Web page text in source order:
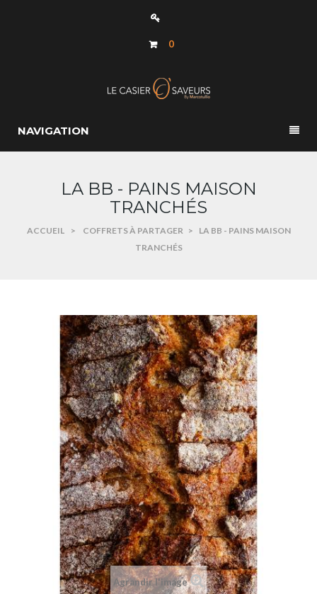
0
NAVIGATION
LA BB - PAINS MAISON
TRANCHÉS
ACCUEIL > COFFRETS À PARTAGER >
LA BB - PAINS MAISON
TRANCHÉS
Agrandir l'image